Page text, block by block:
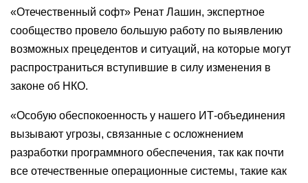
«Отечественный софт» Ренат Лашин, экспертное
сообщество провело большую работу по выявлению
возможных прецедентов и ситуаций, на которые могут
распространиться вступившие в силу изменения в
законе об НКО.
«Особую обеспокоенность у нашего ИТ-объединения
вызывают угрозы, связанные с осложнением
разработки программного обеспечения, так как почти
все отечественные операционные системы, такие как